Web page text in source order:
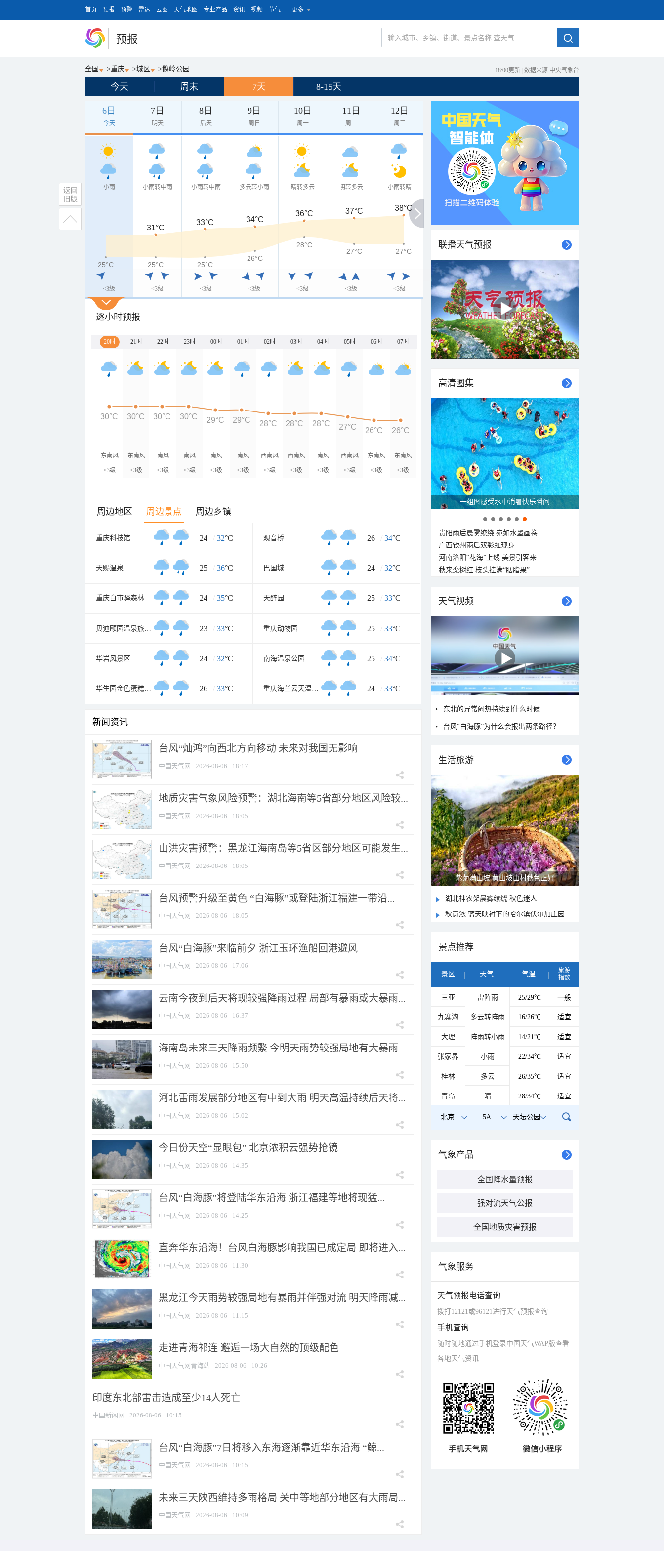
首页 预报 预警 雷达 云图 天气地图 专业产品 资讯 视频 节气 更多
预报
全国 >重庆 >城区 >鹅岭公园 18:00更新 数据来源 中央气象台
今天 周末 7天 8-15天
6日
今天
7日
明天
8日
后天
9日
周日
10日
周一
11日
周二
12日
周三
小雨
<3级
小雨转中雨
<3级
小雨转中雨
<3级
多云转小雨
<3级
晴转多云
<3级
阴转多云
<3级
小雨转晴
<3级
31°C
33°C 34°C
36°C 37°C 38°C
25°C 25°C 25°C
26°C
28°C
27°C
27°C
逐小时预报
20时 21时 22时 23时 00时 01时 02时 03时 04时 05时 06时 07时
东南风
<3级
东南风
<3级
南风
<3级
南风
<3级
南风
<3级
南风
<3级
西南风
<3级
西南风
<3级
南风
<3级
西南风
<3级
东南风
<3级
东南风
<3级
30°C 30°C 30°C 30°C 29°C 29°C 28°C 28°C 28°C 27°C 26°C 26°C
周边地区 周边景点 周边乡镇
重庆科技馆 24 / 32°C 观音桥 26 / 34°C
天赐温泉 25 / 36°C 巴国城 24 / 32°C
重庆白市驿森林公园 24 / 35°C 天醉园 25 / 33°C
贝迪颐园温泉旅游度假区 23 / 33°C 重庆动物园 25 / 33°C
华岩风景区 24 / 32°C 南海温泉公园 25 / 34°C
华生园金色蛋糕梦幻王国 26 / 33°C 重庆海兰云天温泉度假区 24 / 33°C
新闻资讯
台风“灿鸿”向西北方向移动 未来对我国无影响
中国天气网 2026-08-06 18:17
地质灾害气象风险预警：湖北海南等5省部分地区风险较...
中国天气网 2026-08-06 18:05
山洪灾害预警：黑龙江海南岛等5省区部分地区可能发生...
中国天气网 2026-08-06 18:05
台风预警升级至黄色 “白海豚”或登陆浙江福建一带沿...
中国天气网 2026-08-06 18:05
台风“白海豚”来临前夕 浙江玉环渔船回港避风
中国天气网 2026-08-06 17:06
云南今夜到后天将现较强降雨过程 局部有暴雨或大暴雨...
中国天气网 2026-08-06 16:37
海南岛未来三天降雨频繁 今明天雨势较强局地有大暴雨
中国天气网 2026-08-06 15:50
河北雷雨发展部分地区有中到大雨 明天高温持续后天将...
中国天气网 2026-08-06 15:02
今日份天空“显眼包” 北京浓积云强势抢镜
中国天气网 2026-08-06 14:35
台风“白海豚”将登陆华东沿海 浙江福建等地将现猛...
中国天气网 2026-08-06 14:25
直奔华东沿海！台风白海豚影响我国已成定局 即将进入...
中国天气网 2026-08-06 11:30
黑龙江今天雨势较强局地有暴雨并伴强对流 明天降雨减...
中国天气网 2026-08-06 11:15
走进青海祁连 邂逅一场大自然的顶级配色
中国天气网青海站 2026-08-06 10:26
印度东北部雷击造成至少14人死亡
中国新闻网 2026-08-06 10:15
台风“白海豚”7日将移入东海逐渐靠近华东沿海 “鲸...
中国天气网 2026-08-06 10:15
未来三天陕西维持多雨格局 关中等地部分地区有大雨局...
中国天气网 2026-08-06 10:09
联播天气预报
高清图集
一组图感受水中消暑快乐瞬间
贵阳雨后晨雾缭绕 宛如水墨画卷
广西钦州雨后双彩虹现身
河南洛阳“花海”上线 美景引客来
秋来栾树红 枝头挂满“胭脂果”
天气视频
东北的异常闷热持续到什么时候
台风“白海豚”为什么会报出两条路径？
生活旅游
紫菊满山坡 黄山坡山村秋色正好
湖北神农架晨雾缭绕 秋色迷人
秋意浓 蓝天映衬下的哈尔滨伏尔加庄园
景点推荐
景区 天气 气温
旅游
指数
三亚 雷阵雨 25/29℃ 一般
九寨沟 多云转阵雨 16/26℃ 适宜
大理 阵雨转小雨 14/21℃ 适宜
张家界 小雨 22/34℃ 适宜
桂林 多云 26/35℃ 适宜
青岛 晴 28/34℃ 适宜
北京 5A 天坛公园
气象产品
全国降水量预报
强对流天气公报
全国地质灾害预报
气象服务
天气预报电话查询
拨打12121或96121进行天气预报查询
手机查询
随时随地通过手机登录中国天气WAP版查看
各地天气资讯